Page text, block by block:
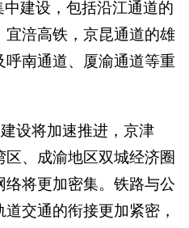
建设，包括沿江通道的
涪高铁，京昆通道的雄
南通道、厦渝通道等重
设将加速推进，京津
、成渝地区双城经济圈
将更加密集。铁路与公
交通的衔接更加紧密，